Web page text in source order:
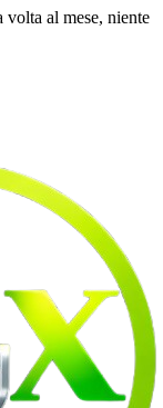
volta al mese, niente